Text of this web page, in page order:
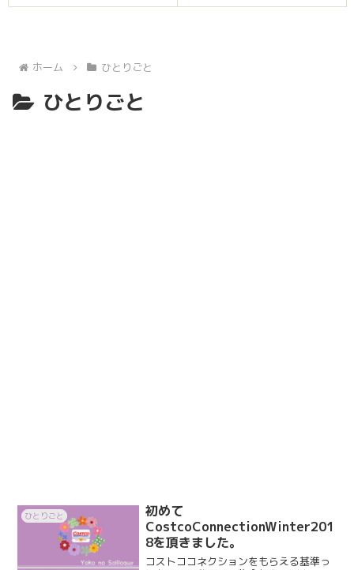
ホーム ひとりごと
ひとりごと
ひとりごと
初めて
CostcoConnectionWinter201
8を頂きました。
コストココネクションをもらえる基準っ